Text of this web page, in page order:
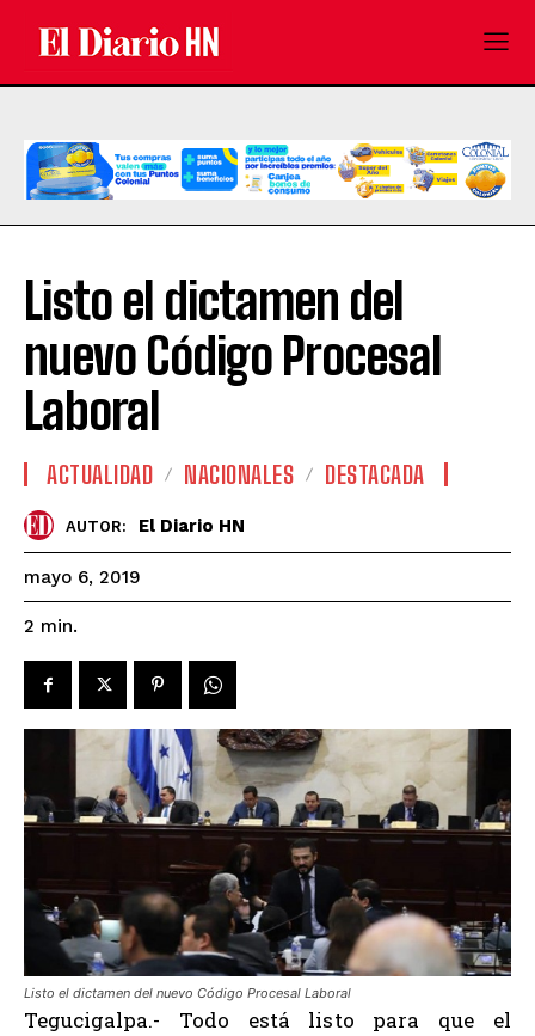
Listo el dictamen del
nuevo Código Procesal
Laboral
ACTUALIDAD NACIONALES DESTACADA
AUTOR: El Diario HN
mayo 6, 2019
2 min.
Listo el dictamen del nuevo Código Procesal Laboral
Tegucigalpa.- Todo está listo para que el